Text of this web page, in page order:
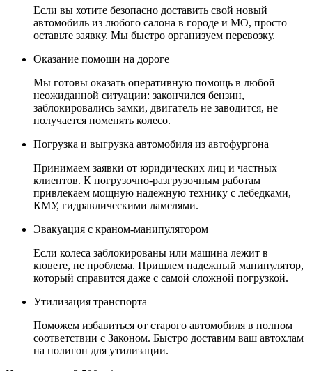
Если вы хотите безопасно доставить свой новый
автомобиль из любого салона в городе и МО, просто
оставьте заявку. Мы быстро организуем перевозку.
Оказание помощи на дороге
Мы готовы оказать оперативную помощь в любой
неожиданной ситуации: закончился бензин,
заблокировались замки, двигатель не заводится, не
получается поменять колесо.
Погрузка и выгрузка автомобиля из автофургона
Принимаем заявки от юридических лиц и частных
клиентов. К погрузочно-разгрузочным работам
привлекаем мощную надежную технику с лебедками,
КМУ, гидравлическими ламелями.
Эвакуация с краном-манипулятором
Если колеса заблокированы или машина лежит в
кювете, не проблема. Пришлем надежный манипулятор,
который справится даже с самой сложной погрузкой.
Утилизация транспорта
Поможем избавиться от старого автомобиля в полном
соответствии с Законом. Быстро доставим ваш автохлам
на полигон для утилизации.